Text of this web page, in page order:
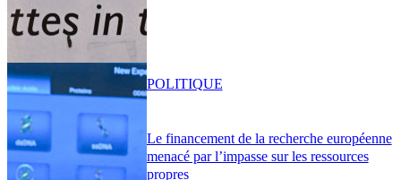
Le financement de la recherche européenne
menacé par l’impasse sur les ressources
propres
POLITIQUE